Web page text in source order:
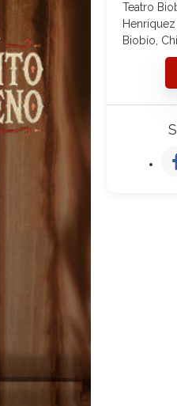
Teatro
Biobío,